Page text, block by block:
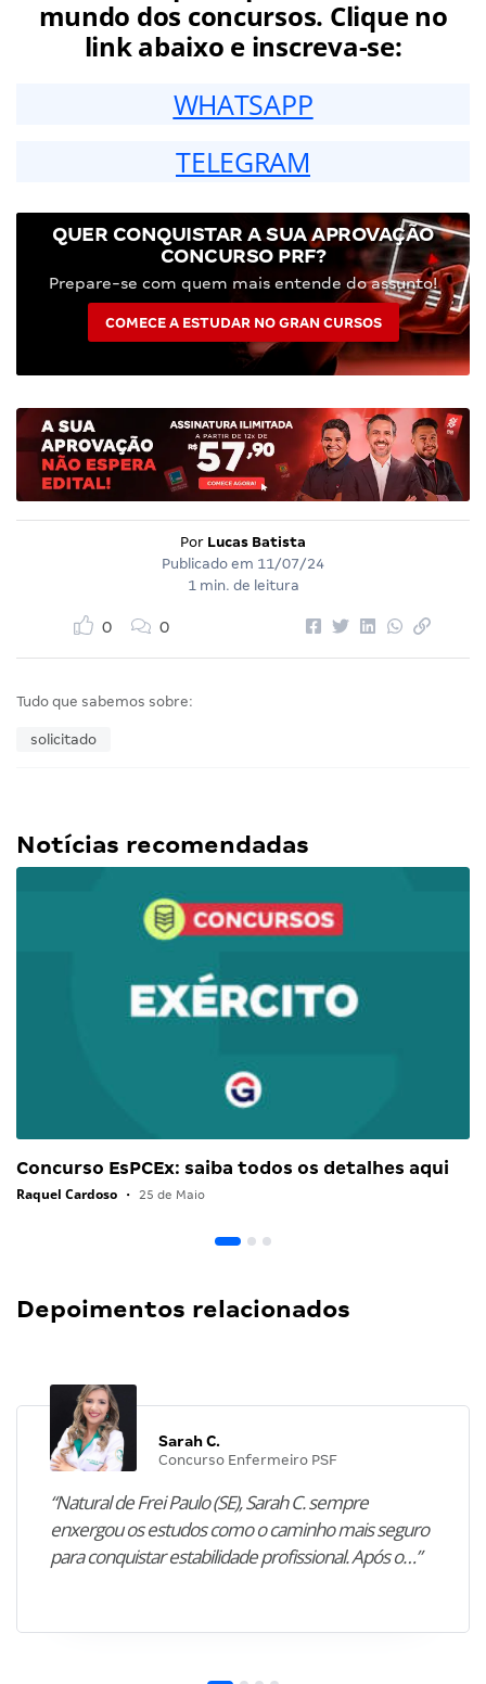
mundo dos concursos. Clique no
link abaixo e inscreva-se:
WHATSAPP
TELEGRAM
QUER CONQUISTAR A SUA APROVAÇÃO
CONCURSO PRF?
Prepare-se com quem mais entende do assunto!
COMECE A ESTUDAR NO GRAN CURSOS
Por Lucas Batista
Publicado em 11/07/24
1 min. de leitura
0 0
Tudo que sabemos sobre:
solicitado
Notícias recomendadas
Concurso EsPCEx: saiba todos os detalhes aqui
Raquel Cardoso • 25 de Maio
Depoimentos relacionados
Sarah C.
Concurso Enfermeiro PSF
“Natural de Frei Paulo (SE), Sarah C. sempre
enxergou os estudos como o caminho mais seguro
para conquistar estabilidade profissional. Após o…”